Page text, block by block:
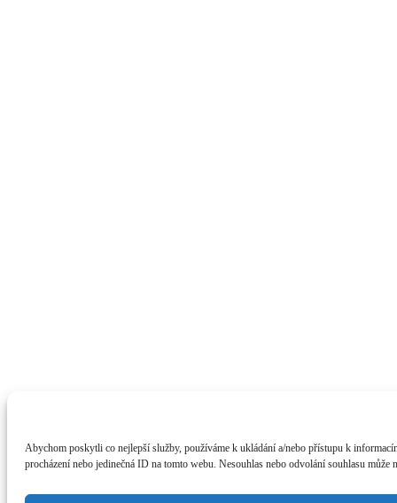
Abychom poskytli co nejlepší služby, používáme k ukládání a/nebo přístupu k
procházení nebo jedinečná ID na tomto webu. Nesouhlas nebo odvolání souhlasu